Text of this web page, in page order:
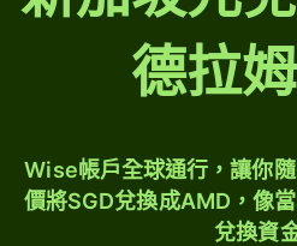
德拉
Wise帳戶全球通行，讓你
價將SGD兌換成AMD，像
兌換資